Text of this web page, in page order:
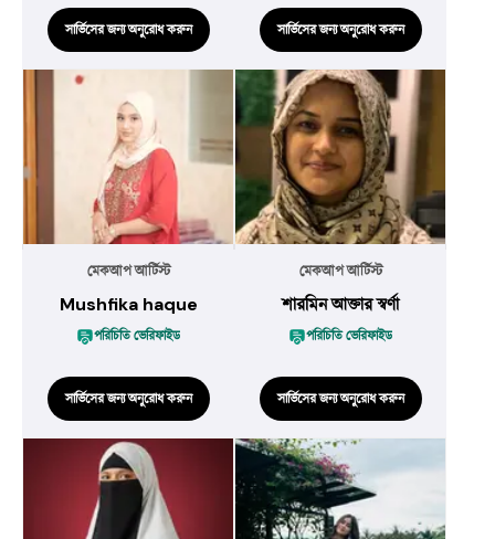
সার্ভিসের জন্য অনুরোধ করুন সার্ভিসের জন্য অনুরোধ করুন
মেকআপ আর্টিস্ট
Mushfika haque
পরিচিতি ভেরিফাইড
সার্ভিসের জন্য অনুরোধ করুন
মেকআপ আর্টিস্ট
শারমিন আক্তার স্বর্ণা
পরিচিতি ভেরিফাইড
সার্ভিসের জন্য অনুরোধ করুন